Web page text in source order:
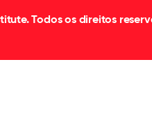
Todos os direitos